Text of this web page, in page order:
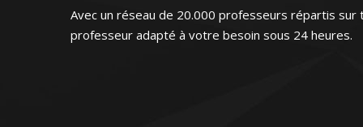
de mes élèves et deAvec un réseau de 20.000 professeurs répartis
professeur adapté à votre besoin sous 24 heures.